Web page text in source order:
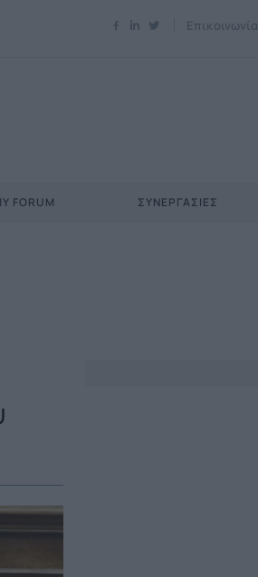
Επικοινωνία
FORUM ΣΥΝΕΡΓΑΣΊΕΣ
Newsletter Email*